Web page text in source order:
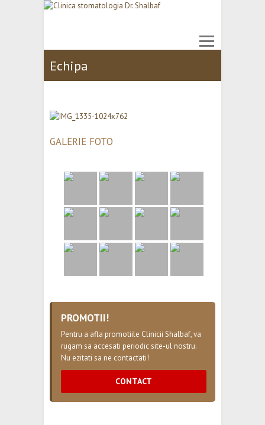
Echipa
GALERIE FOTO
PROMOTII!
Pentru a afla promotiile Clinicii Shalbaf, va
rugam sa accesati periodic site-ul nostru.
Nu ezitati sa ne contactati!
CONTACT